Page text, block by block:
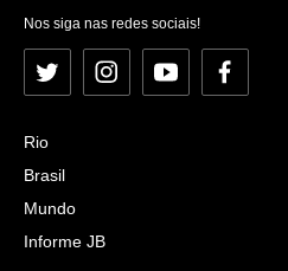
Nos siga nas redes sociais!
Twitter InstagramYouTubeFacebook
Rio
Brasil
Mundo
Informe JB